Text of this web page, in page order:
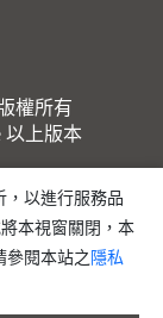
權所有
以上版本
，以進行服務品
本視窗關閉，本
參閱本站之 隱私